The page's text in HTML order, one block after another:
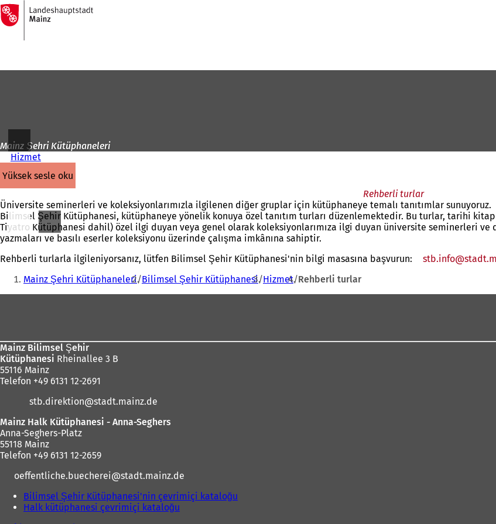
İçeriğe atla
Ana
sayfaya
Mainz Şehri Kütüphaneleri
Hizmet
yüksek sesle oku
Rehberli turlar
Üniversite seminerleri ve koleksiyonlarımızla ilgilenen diğer gruplar için kütüphaneye temalı tanıtımlar sunuyoruz.
Bilimsel Şehir Kütüphanesi, kütüphaneye yönelik konuya özel tanıtım turları düzenlemektedir. Bu turlar, tarihi
Tiyatro Kütüphanesi dahil) özel ilgi duyan veya genel olarak koleksiyonlarımıza ilgi duyan üniversite seminerleri
yazmaları ve basılı eserler koleksiyonu üzerinde çalışma imkânına sahiptir.
Rehberli turlarla ilgileniyorsanız, lütfen Bilimsel Şehir Kütüphanesi'nin bilgi masasına başvurun:
stb.info
Buradasınız:
Mainz Şehri Kütüphaneleri Bilimsel Şehir Kütüphanesi Hizmet Rehberli turlar
Mainz Bilimsel Şehir
Kütüphanesi Rheinallee 3 B
55116 Mainz
Telefon +49 6131 12-2691
stb.direktion
stadt.mainz de
Mainz Halk Kütüphanesi - Anna-Seghers
Anna-Seghers-Platz
55118 Mainz
Telefon +49 6131 12-2659
oeffentliche.buecherei
stadt.mainz de
Bilimsel Şehir Kütüphanesi'nin çevrimiçi kataloğu
Halk kütüphanesi çevrimiçi kataloğu